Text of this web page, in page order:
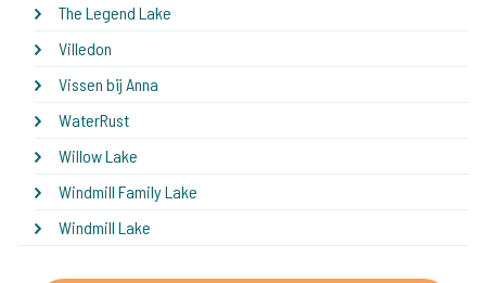
The Legend Lake
Villedon
Vissen bij Anna
WaterRust
Willow Lake
Windmill Family Lake
Windmill Lake